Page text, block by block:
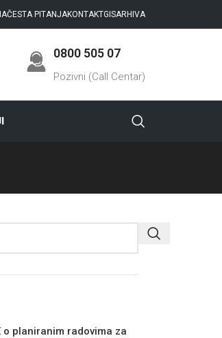
ČESTA PITANJAKONTAKTGISARHIVA
0800 505 07
Pozivni (Call Centar)
o planiranim radovima za